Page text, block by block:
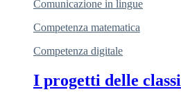
Comunicazione in lingue
Competenza matematica
Competenza digitale
I progetti delle classi